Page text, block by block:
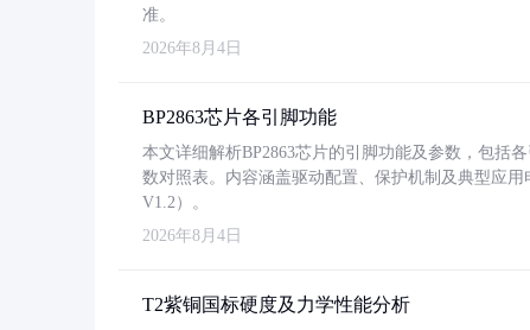
准。
2026年8月4日
BP2863芯片各引脚功能
本文详细解析BP2863芯片的引脚功能及参数，包括
数对照表。内容涵盖驱动配置、保护机制及典型应
V1.2）。
2026年8月4日
T2紫铜国标硬度及力学性能分析